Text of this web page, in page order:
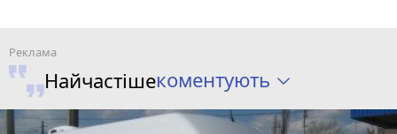
Найчастішекоментують